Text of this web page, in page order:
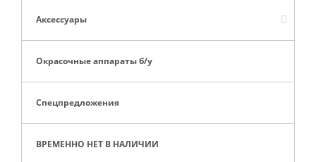
Аксессуары
Окрасочные аппараты б/у
Спецпредложения
ВРЕМЕННО НЕТ В НАЛИЧИИ